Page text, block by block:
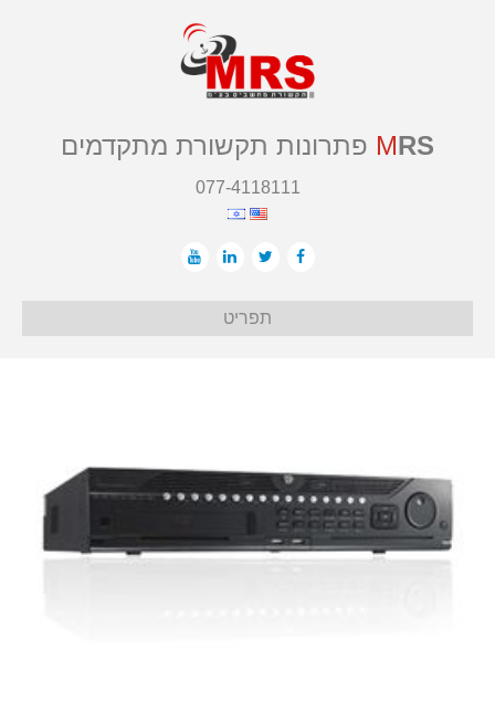
MRS פתרונות תקשורת מתקדמים
077-4118111
תפריט